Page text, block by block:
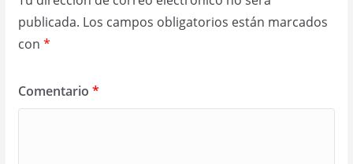
publicada. Los campos obligatorios están marcados
con *
Comentario *